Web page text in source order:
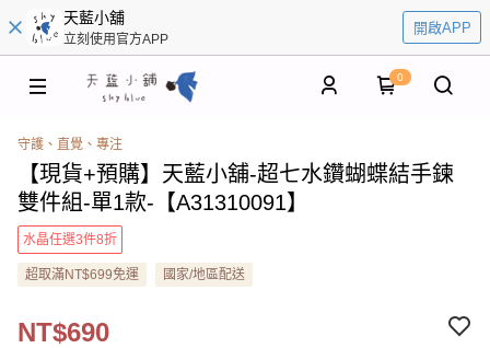
天藍小舖
立刻使用官方APP
開啟APP
0
守護、直覺、專注
【現貨+預購】天藍小舖-超七水鑽蝴蝶結手鍊
雙件組-單1款-【A31310091】
水晶任選3件8折
超取滿NT$699免運 國家/地區配送
NT$690